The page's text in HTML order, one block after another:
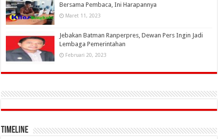
Bersama Pembaca, Ini Harapannya
Maret 11, 2023
Jebakan Batman Ranperpres, Dewan Pers Ingin Jadi
Lembaga Pemerintahan
Februari 20, 2023
Timeline